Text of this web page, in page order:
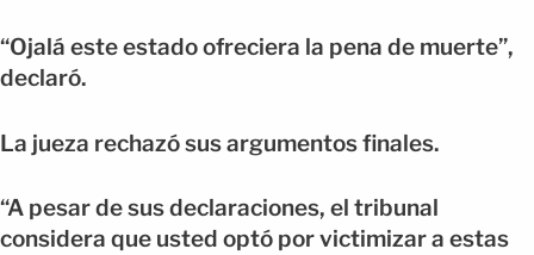
“Ojalá este estado ofreciera la pena de muerte”,
declaró.
La jueza rechazó sus argumentos finales.
“A pesar de sus declaraciones, el tribunal
considera que usted optó por victimizar a estas